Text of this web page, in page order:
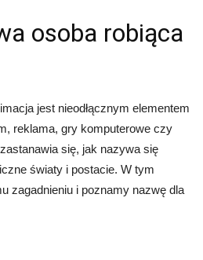
osoba robiąca
jest nieodłącznym elementem
reklama, gry komputerowe czy
się, jak nazywa się
światy i postacie. W tym
zagadnieniu i poznamy nazwę dla